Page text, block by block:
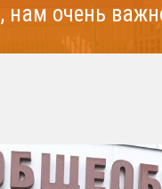
нам очень